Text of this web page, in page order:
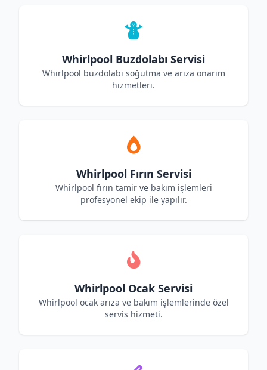
Whirlpool Buzdolabı Servisi
Whirlpool buzdolabı soğutma ve arıza onarım
hizmetleri.
Whirlpool Fırın Servisi
Whirlpool fırın tamir ve bakım işlemleri
profesyonel ekip ile yapılır.
Whirlpool Ocak Servisi
Whirlpool ocak arıza ve bakım işlemlerinde özel
servis hizmeti.